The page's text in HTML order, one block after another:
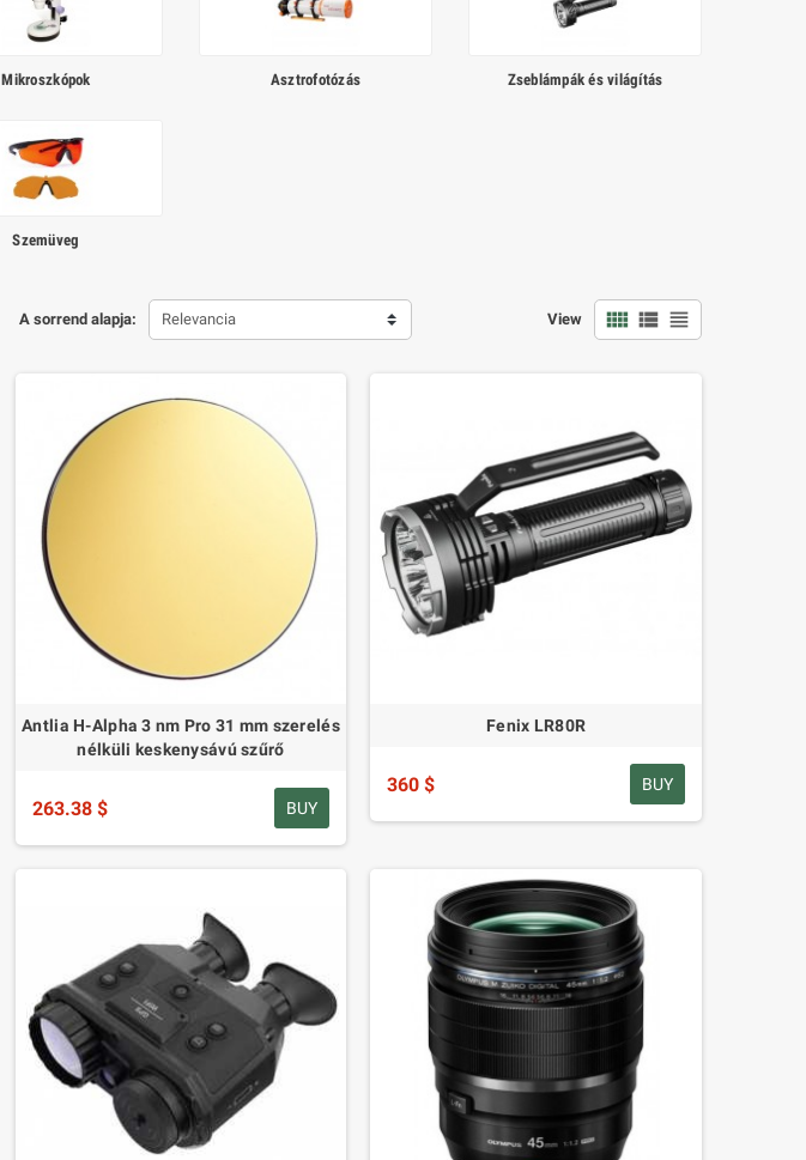
Mikroszkópok Asztrofotózás Zseblámpák és világítás
Szemüveg
A sorrend alapja: Relevancia View view_comfy view_list view_headline
Antlia H-Alpha 3 nm Pro 31 mm szerelés
nélküli keskenysávú szűrő
263.38 $ BUY
Fenix LR80R
360 $ BUY